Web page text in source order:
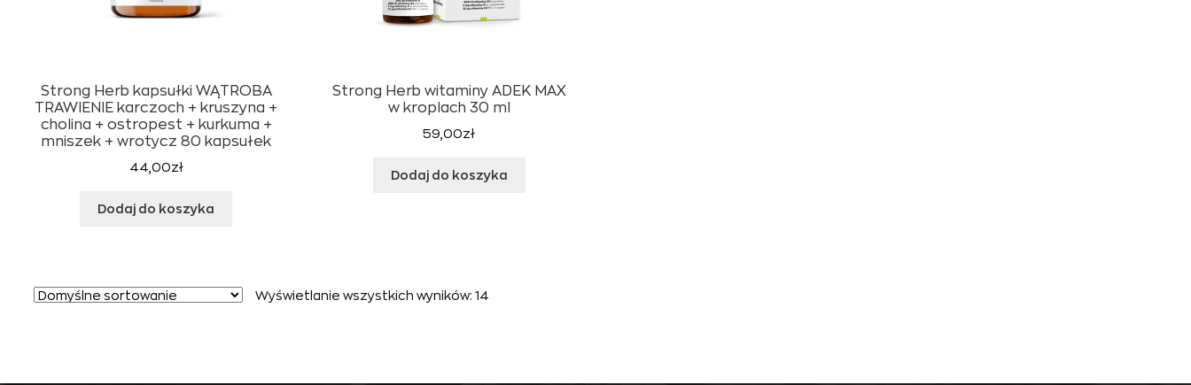
Strong Herb kapsułki WĄTROBA
TRAWIENIE karczoch + kruszyna +
cholina + ostropest + kurkuma +
mniszek + wrotycz 80 kapsułek
44,00zł
Dodaj do koszyka
Strong Herb witaminy ADEK MAX
w kroplach 30 ml
59,00zł
Dodaj do koszyka
Wyświetlanie wszystkich wyników: 14